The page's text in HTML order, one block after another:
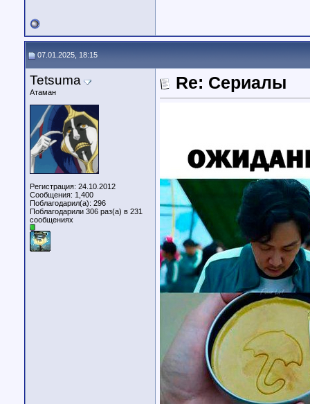
07.01.2025, 18:15
Tetsuma
Атаман
Регистрация: 24.10.2012
Сообщения: 1,400
Поблагодарил(а): 296
Поблагодарили 306 раз(а) в 231
сообщениях
Re: Сериалы